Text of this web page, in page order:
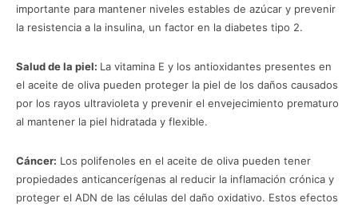
importante para mantener niveles estables de azúcar y prevenir
la resistencia a la insulina, un factor en la diabetes tipo 2.
Salud de la piel: La vitamina E y los antioxidantes presentes en
el aceite de oliva pueden proteger la piel de los daños causados
por los rayos ultravioleta y prevenir el envejecimiento prematuro
al mantener la piel hidratada y flexible.
Cáncer: Los polifenoles en el aceite de oliva pueden tener
propiedades anticancerígenas al reducir la inflamación crónica y
proteger el ADN de las células del daño oxidativo. Estos efectos